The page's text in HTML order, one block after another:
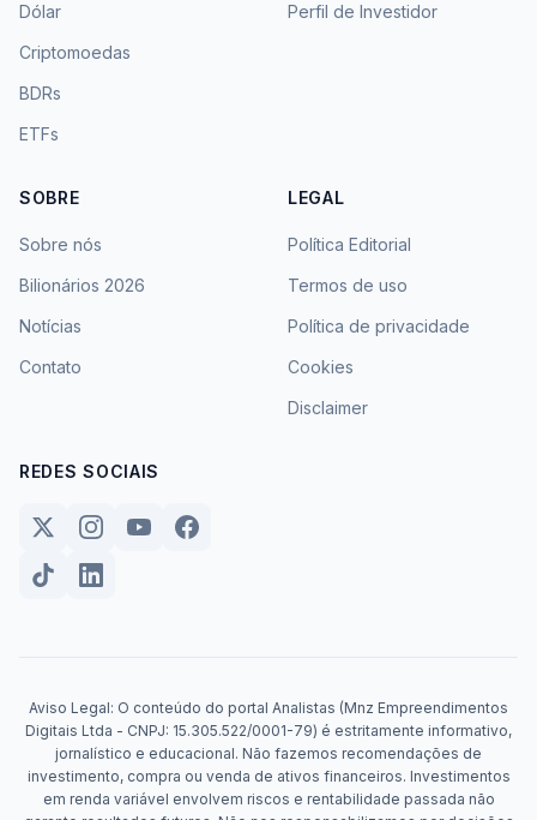
Dólar
Criptomoedas
BDRs
ETFs
Perfil de Investidor
SOBRE
Sobre nós
Bilionários 2026
Notícias
Contato
LEGAL
Política Editorial
Termos de uso
Política de privacidade
Cookies
Disclaimer
REDES SOCIAIS
Aviso Legal: O conteúdo do portal Analistas (Mnz Empreendimentos
Digitais Ltda - CNPJ: 15.305.522/0001-79) é estritamente informativo,
jornalístico e educacional. Não fazemos recomendações de
investimento, compra ou venda de ativos financeiros. Investimentos
em renda variável envolvem riscos e rentabilidade passada não